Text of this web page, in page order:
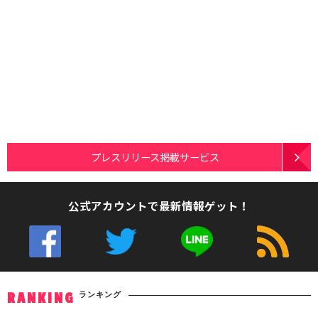
プレスリリース掲載サービス
公式アカウントで最新情報ゲット！
RANKING ランキング